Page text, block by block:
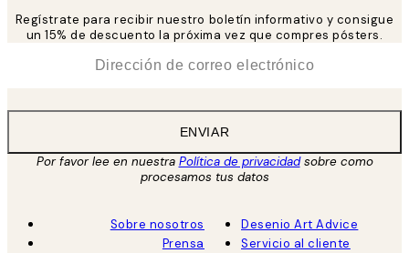
Regístrate para recibir nuestro boletín informativo y consigue
un 15% de descuento la próxima vez que compres pósters.
ENVIAR
Por favor lee en nuestra Política de privacidadsobre como
procesamos tus datos
Sobre nosotros
Prensa
Desenio Art Advice
Servicio al cliente